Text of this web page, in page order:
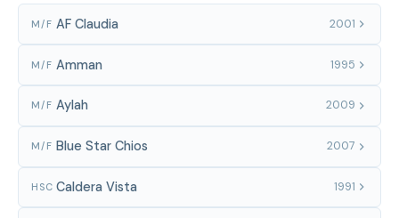
M/F AF Claudia 2001
M/F Amman 1995
M/F Aylah 2009
M/F Blue Star Chios 2007
HSC Caldera Vista 1991